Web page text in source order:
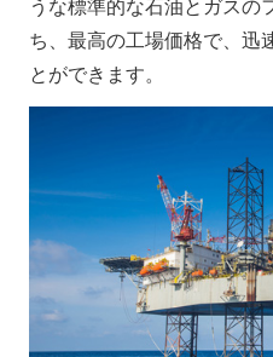
うな標準的な石油とガスの
ち、最高の工場価格で、迅
とができます。